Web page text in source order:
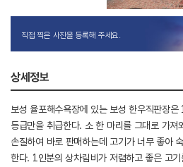
직접 찍은 사진을 등록해 주세요.
상세정보
보성 율포해수욕장에 있는 보성 한우직판장
등급만을 취급한다. 소 한 마리를 그대로 가져
손질하여 바로 판매하는데 고기가 너무 좋아
한다. 1인분의 상차림비가 저렴하고 좋은 고